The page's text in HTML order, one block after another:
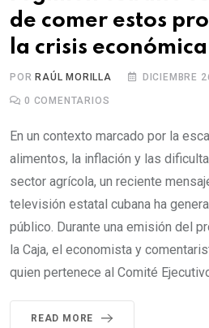
de comer estos
la crisis económica
POR RAÚL MORILLA DICIEMBRE
0 COMENTARIOS
En un contexto marcado por la
alimentos, la inflación y las
sector agrícola, un reciente
televisión estatal cubana ha
público. Durante una emisión del
la Caja, el economista y
quien pertenece al Comité
READ MORE